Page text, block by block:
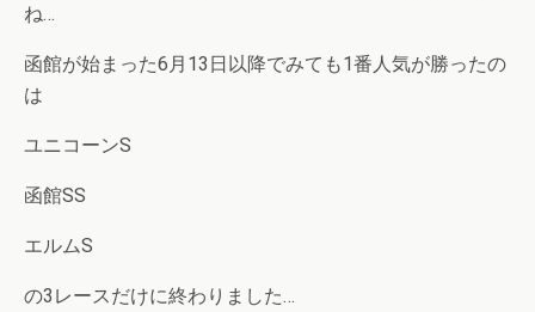
ね…
函館が始まった6月13日以降でみても1番人気が勝ったの
は
ユニコーンS
函館SS
エルムS
の3レースだけに終わりました…